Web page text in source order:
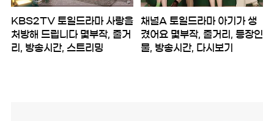
KBS2TV 토일드라마 사랑을
처방해 드립니다 몇부작, 줄거
리, 방송시간, 스트리밍
채널A 토일드라마 아기가 생
겼어요 몇부작, 줄거리, 등장인
물, 방송시간, 다시보기